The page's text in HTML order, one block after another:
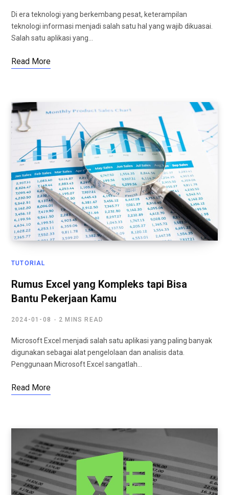
Di era teknologi yang berkembang pesat, keterampilan
teknologi informasi menjadi salah satu hal yang wajib dikuasai.
Salah satu aplikasi yang…
Read More
TUTORIAL
Rumus Excel yang Kompleks tapi Bisa
Bantu Pekerjaan Kamu
2024-01-08 2 MINS READ
Microsoft Excel menjadi salah satu aplikasi yang paling banyak
digunakan sebagai alat pengelolaan dan analisis data.
Penggunaan Microsoft Excel sangatlah…
Read More